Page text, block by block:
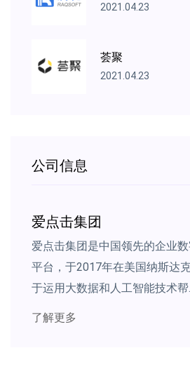
2021.04.23
荟聚
2021.04.23
公司信息
爱点击集团
爱点击集团是中国领先的企业
平台，于2017年在美国纳斯达
于运用大数据和人工智能技术帮
了解更多